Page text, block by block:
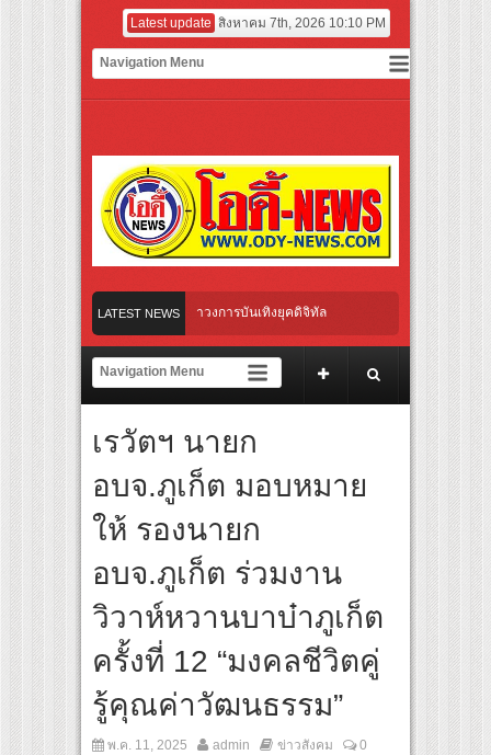
Latest update สิงหาคม 7th, 2026 10:10 PM
LATEST NEWS
ย์แนวตั้ง พร้อมเขย่าวงการบันเทิงยุคดิจิทัล
มเสิร์ฟ MV สดใส ได้ “ต้าเหนิง” และ “ณิชา” ร่วมเติมสีสัน
ได้ ตอบโจทย์คนรุ่นใหม่
งาจันทรา” เปิดเคมี “อุ้ม–มีนา” ประกบคู่ครั้งสำคัญ ชวนแฟนปักหมุดรอชม 17 ตุลาคม นี้
ะล่าใจ” เรื่อง HPV ในแคมเปญ “HPV ไม่เป็นไร…ไม่ได้”
ย์แนวตั้ง พร้อมเขย่าวงการบันเทิงยุคดิจิทัล
เรวัตฯ นายก
อบจ.ภูเก็ต มอบหมาย
ให้ รองนายก
อบจ.ภูเก็ต ร่วมงาน
วิวาห์หวานบาบ๋าภูเก็ต
ครั้งที่ 12 “มงคลชีวิตคู่
รู้คุณค่าวัฒนธรรม”
พ.ค. 11, 2025 admin ข่าวสังคม 0